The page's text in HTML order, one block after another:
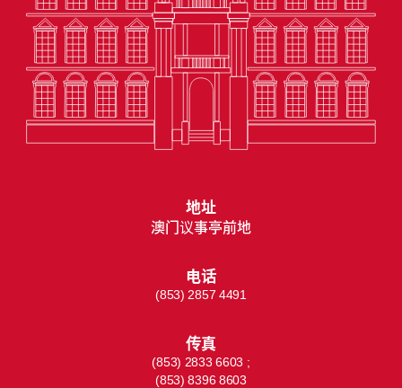
地址
澳门议事亭前地
电话
(853) 2857 4491
传真
(853) 2833 6603 ;
(853) 8396 8603